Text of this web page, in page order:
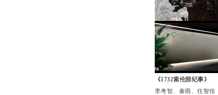
《1732索伦部纪事》
李考智、秦雨、任智佳